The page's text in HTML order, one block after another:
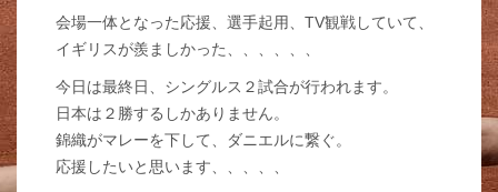
会場一体となった応援、選手起用、TV観戦していて、
イギリスが羨ましかった、、、、、、
今日は最終日、シングルス２試合が行われます。
日本は２勝するしかありません。
錦織がマレーを下して、ダニエルに繋ぐ。
応援したいと思います、、、、、